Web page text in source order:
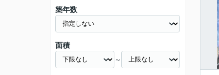
築年数
面積
～